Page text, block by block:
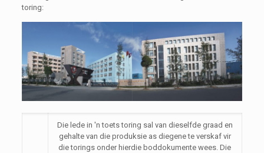
toring:
Die lede in 'n toets toring sal van dieselfde graad en
gehalte van die produksie as diegene te verskaf vir
die torings onder hierdie boddokumente wees. Die